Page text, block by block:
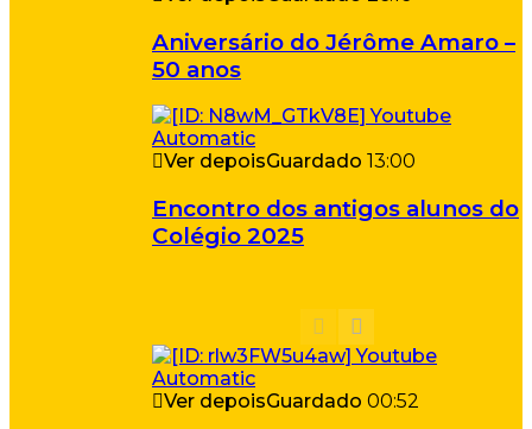
Aniversário do Jérôme Amaro –
50 anos
Ver depoisGuardado 13:00
Encontro dos antigos alunos do
Colégio 2025
Ver depoisGuardado 00:52